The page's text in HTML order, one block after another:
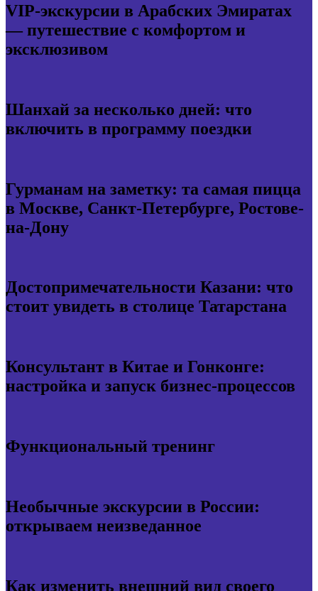
VIP-экскурсии в Арабских Эмиратах
— путешествие с комфортом и
эксклюзивом
Шанхай за несколько дней: что
включить в программу поездки
Гурманам на заметку: та самая пицца
в Москве, Санкт-Петербурге, Ростове-
на-Дону
Достопримечательности Казани: что
стоит увидеть в столице Татарстана
Консультант в Китае и Гонконге:
настройка и запуск бизнес-процессов
Функциональный тренинг
Необычные экскурсии в России:
открываем неизведанное
Как изменить внешний вид своего